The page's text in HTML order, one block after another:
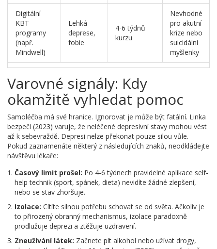
Digitální
KBT
programy
(např.
Mindwell)
Lehká
deprese,
fobie
4-6 týdnů
kurzu
Nevhodné
pro akutní
krize nebo
suicidální
myšlenky
Varovné signály: Kdy
okamžitě vyhledat pomoc
Samoléčba má své hranice. Ignorovat je může být fatální. Linka
bezpečí (2023) varuje, že neléčené depresivní stavy mohou vést
až k sebevraždě. Depresi nelze překonat pouze silou vůle.
Pokud zaznamenáte některý z následujících znaků, neodkládejte
návštěvu lékaře:
Časový limit prošel: Po 4-6 týdnech pravidelné aplikace self-
help technik (sport, spánek, dieta) nevidíte žádné zlepšení,
nebo se stav zhoršuje.
Izolace: Cítíte silnou potřebu schovat se od světa. Ačkoliv je
to přirozený obranný mechanismus, izolace paradoxně
prodlužuje deprezi a ztěžuje uzdravení.
Zneužívání látek: Začnete pít alkohol nebo užívat drogy,